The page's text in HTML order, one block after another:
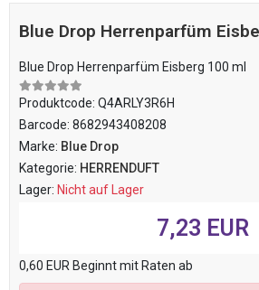
Blue Drop Herrenparfüm
Blue Drop Herrenparfüm Eisberg 100 ml
Produktcode: Q4ARLY3R6H
Barcode: 8682943408208
Marke: Blue Drop
Kategorie: HERRENDUFT
Lager: Nicht auf Lager
7,23 EUR
0,60 EUR Beginnt mit Raten ab